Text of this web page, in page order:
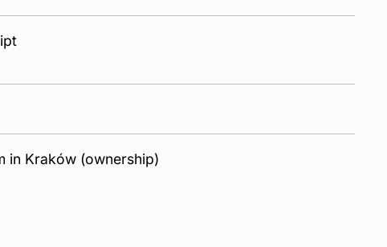
in Kraków (ownership)